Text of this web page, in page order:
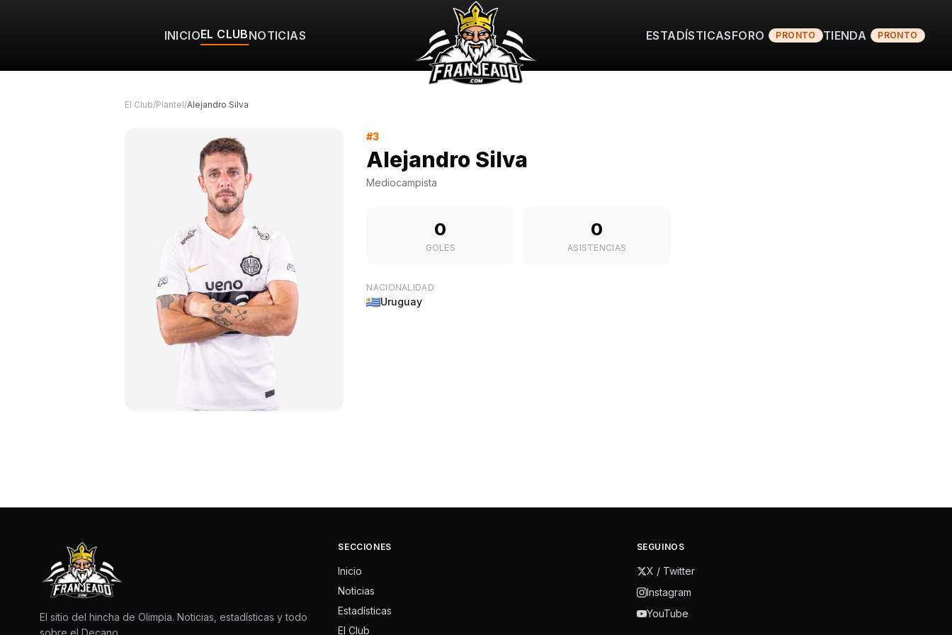
INICIOEL CLUBNOTICIAS ESTADÍSTICASFORO PRONTO TIENDA PRONTO
El Club/Plantel/Alejandro Silva
#3
Alejandro Silva
Mediocampista
0
GOLES
0
ASISTENCIAS
NACIONALIDAD
Uruguay
El sitio del hincha de Olimpia. Noticias, estadísticas y todo
SECCIONES
Inicio
Noticias
Estadísticas
El Club
SEGUINOS
X / Twitter
Instagram
YouTube